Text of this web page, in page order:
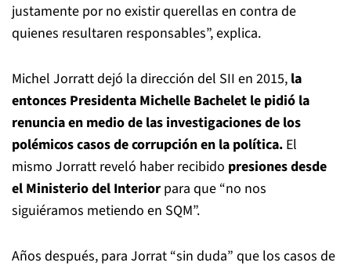
justamente por no existir querellas en contra de
quienes resultaren responsables”, explica.
Michel Jorratt dejó la dirección del SII en 2015, la
entonces Presidenta Michelle Bachelet le pidió la
renuncia en medio de las investigaciones de los
polémicos casos de corrupción en la política. El
mismo Jorratt reveló haber recibido presiones desde
el Ministerio del Interior para que “no nos
siguiéramos metiendo en SQM”.
Años después, para Jorrat “sin duda” que los casos de